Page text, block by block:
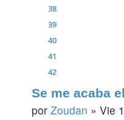
38
39
40
41
42
Se me acaba
por Zoudan » Vie